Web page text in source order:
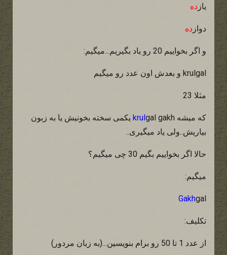
یاز ده
دواز ده
و اگر بخواییم 20 رو یاد بگیریم...میگیم:
krulgal و بعدش اون عدد رو میگیم
مثلا 23
که میشه krul gal gakh یکمی سخته بخونیش یا به زبون
بیاریش..ولی یاد میگیری..
حالا اگر بخواییم بگیم 30 چی میگیم؟
میگیم:
Gakhgal
تکلیف:
از عدد 1 تا 50 رو برام بنویسین...(به زبان مردور)